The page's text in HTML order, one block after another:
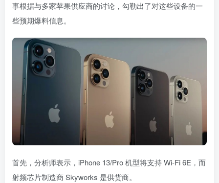
事根据与多家苹果供应商的讨论，勾勒出了对这些设备的一
些预期爆料信息。
首先，分析师表示，iPhone 13/Pro 机型将支持 Wi-Fi 6E，而
射频芯片制造商 Skyworks 是供货商。